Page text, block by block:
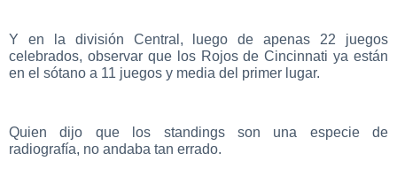
Y en la división Central, luego de apenas 22 juegos
celebrados, observar que los Rojos de Cincinnati ya están
en el sótano a 11 juegos y media del primer lugar.
Quien dijo que los standings son una especie de
radiografía, no andaba tan errado.